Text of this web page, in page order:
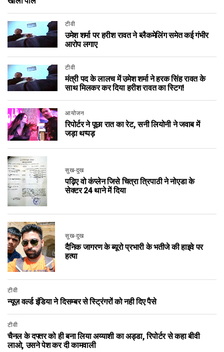
टीवी
उमेश शर्मा पर हरीश रावत ने ब्लैकमेलिंग समेत कई गंभीर
आरोप लगाए
टीवी
मंत्री पद के लालच में उमेश शर्मा ने हरक सिंह रावत के
साथ मिलकर कर दिया हरीश रावत का स्टिग!
आयोजन
रिपोर्टर ने पूछा रात का रेट, सनी लियोनी ने जवाब में
जड़ा थप्पड़
सुख-दुख
पढ़िए वो कंप्लेन जिसे चित्रा त्रिपाठी ने नोएडा के
सेक्टर 24 थाने में दिया
सुख-दुख
दैनिक जागरण के ब्यूरो प्रभारी के भतीजे की हाइवे पर
हत्या
टीवी
न्यूज़ वर्ल्ड इंडिया ने दिसम्बर से स्ट्रिंगरों को नही दिए पैसे
टीवी
चैनल के दफ्तर को ही बना लिया अय्याशी का अड्डा, रिपोर्टर से कहा बीवी
लाओ, उसने पेश कर दी कामवाली